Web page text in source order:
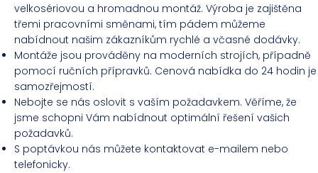
velkosériovou a hromadnou montáž. Výroba je zajištěna
třemi pracovními směnami, tím pádem můžeme
nabídnout našim zákazníkům rychlé a včasné dodávky.
Montáže jsou prováděny na moderních strojích, případně
pomocí ručních přípravků. Cenová nabídka do 24 hodin je
samozřejmostí.
Nebojte se nás oslovit s vaším požadavkem. Věříme, že
jsme schopni Vám nabídnout optimální řešení vašich
požadavků.
S poptávkou nás můžete kontaktovat e-mailem nebo
telefonicky.